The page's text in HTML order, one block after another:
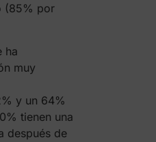
(85% por
ha
muy
y un 64%
tienen una
después de